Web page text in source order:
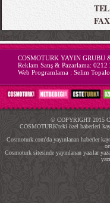
-->
COSMOTURK YAYIN
Reklam Satış & Pazarlama: 0212
Web Programlama : Selim
© COPYRIGHT 2015
COSMOTURK'teki özel haberleri
Cosmoturk.com'da yayınlanan haberler
Cosmoturk sitesinde yayınlanan yazılar